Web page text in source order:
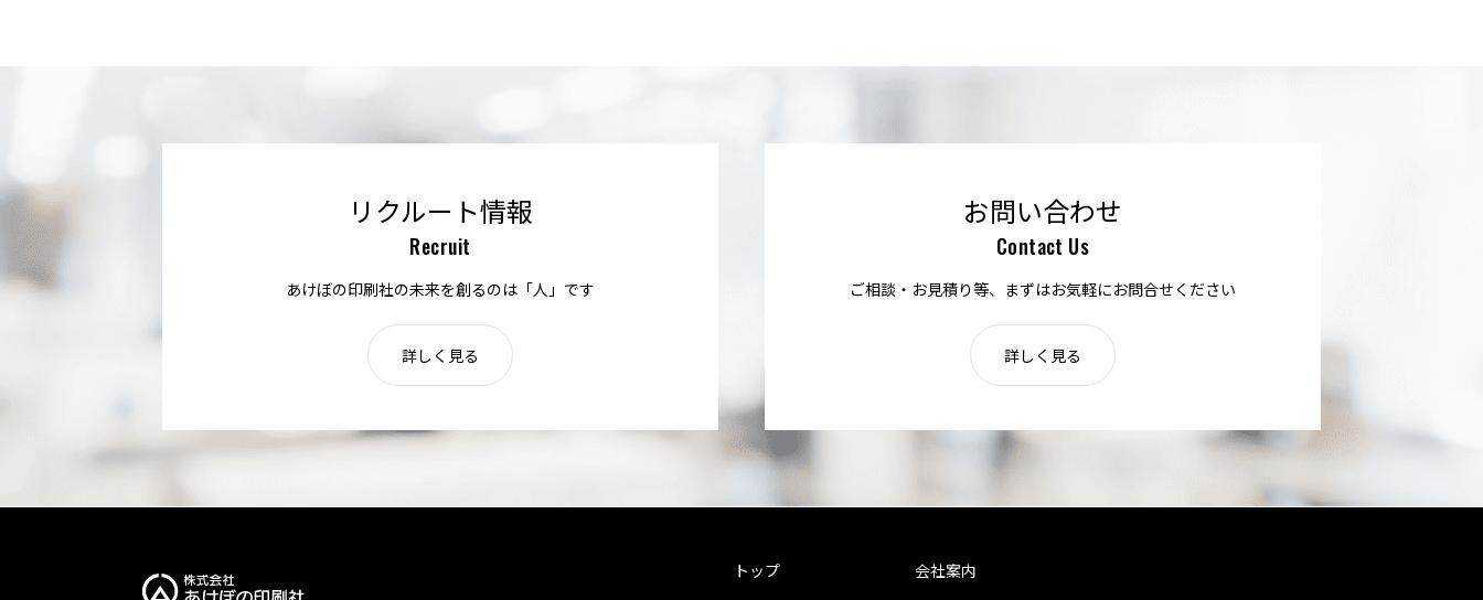
リクルート情報
Recruit
あけぼの印刷社の未来を創るのは「人」です
詳しく見る
お問い合わせ
Contact Us
ご相談・お見積り等、まずはお気軽にお問合せください
詳しく見る
トップ
会社案内